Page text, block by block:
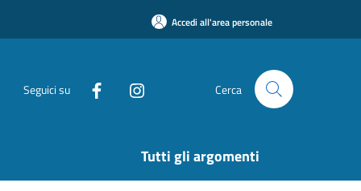
Accedi all'area personale
Seguici su Cerca
Tutti gli argomenti